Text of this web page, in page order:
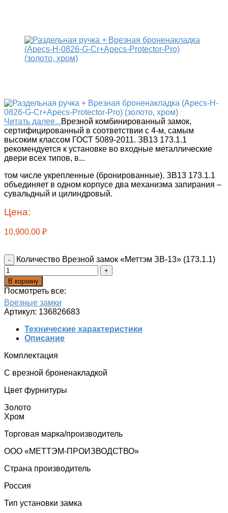
Читать далее...Врезной комбинированный замок,
сертифицированный в соответствии с 4-м, самым
высоким классом ГОСТ 5089-2011. ЗВ13 173.1.1
рекомендуется к установке во входные металлические
двери всех типов, в...
том числе укрепленные (бронированные). ЗВ13 173.1.1
объединяет в одном корпусе два механизма запирания –
сувальдный и цилиндровый.
Цена:
10,900.00 ₽
Количество Врезной замок «Меттэм ЗВ-13» (173.1.1)
В корзину
Посмотреть все:
Врезные замки
Артикул: 136826683
Технические характеристики
Описание
Комплектация
С врезной броненакладкой
Цвет фурнитуры
Золото
Хром
Торговая марка/производитель
ООО «МЕТТЭМ-ПРОИЗВОДСТВО»
Страна производитель
Россия
Тип установки замка